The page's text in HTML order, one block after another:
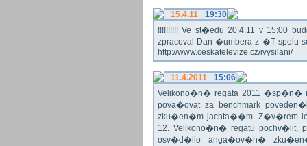
15.4.11
19:30
!!!!!!!!!! Ve st�edu 20.4.11 v 15:00
zpracoval Dan �umbera z �T spolu
http://www.ceskatelevize.cz/ivysilani/
11.4.2011
15:06
Velikono�n� regata 2011 �sp�n�
pova�ovat za benchmark
zku�en�m jachta��m. Z�v�rem
12. Velikono�n� regatu
osv�d�ilo anga�ov�n�